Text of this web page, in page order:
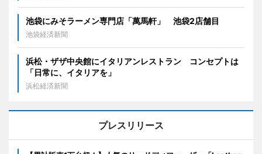
池袋にみそラーメン専門店「萬馬軒」 池袋2店舗目
池袋経済新聞
浜松・ザザ中央館にイタリアンレストラン コンセプトは
「日常に、イタリアを」
浜松経済新聞
プレスリリース